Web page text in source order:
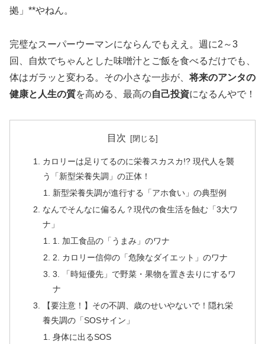
拠」**やねん。
完璧なスーパーウーマンにならんでもええ。週に2～3
回、自炊でちゃんとした味噌汁とご飯を食べるだけでも、
体はガラッと変わる。その小さな一歩が、将来のアンタの
健康と人生の質を高める、最高の自己投資になるんやで！
目次
カロリーは足りてるのに栄養スカスカ!? 現代人を襲
う「新型栄養失調」の正体！
新型栄養失調が進行する「アホ食い」の典型例
なんでそんなに偏るん？現代の食生活を蝕む「3大ワ
ナ」
1. 加工食品の「うまみ」のワナ
2. カロリー信仰の「危険なダイエット」のワナ
3. 「時短優先」で野菜・果物を置き去りにするワ
ナ
【要注意！】その不調、歳のせいやないで！隠れ栄
養失調の「SOSサイン」
身体に出るSOS